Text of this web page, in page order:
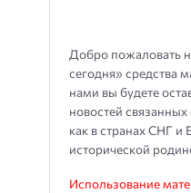
Добро пожаловать
сегодня» средства
нами вы будете
новостей
как в странах СНГ и
исторической
Использование